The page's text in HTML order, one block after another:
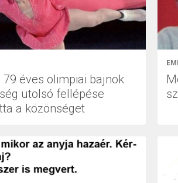
79 éves olimpiai bajnok
utolsó fellépése
a közönséget